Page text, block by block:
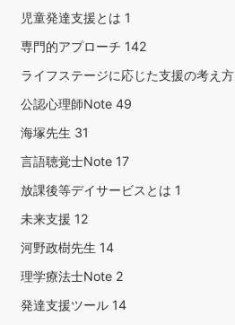
児童発達支援とは 1
専門的アプローチ 142
ライフステージに応じた支援の考え方
公認心理師Note 49
海塚先生 31
言語聴覚士Note 17
放課後等デイサービスとは 1
未来支援 12
河野政樹先生 14
理学療法士Note 2
発達支援ツール 14